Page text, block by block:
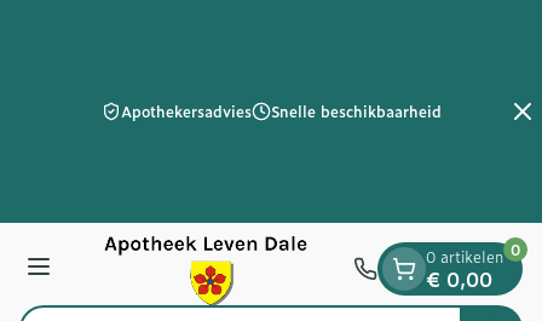
Apothekersadvies Snelle beschikbaarheid
Menu
0 artikelen
€ 0,00
0